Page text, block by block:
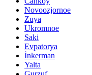
Novoozjornoe
Zuya
Ukromnoe
Saki
Evpatorya
İnkerman
Yalta